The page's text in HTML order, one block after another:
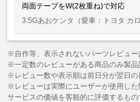
両面テープをW(2枚重ね)で対応
3.5Gあおケンタ
（愛車：トヨタ カ
※自作等、表示されないパーツレビュー
※一定数のレビューがある商品のみ製品
※レビュー数や表示順は前日分が翌日の
※レビューは実際にユーザーが使用した
サービスの価値を客観的に評価するも